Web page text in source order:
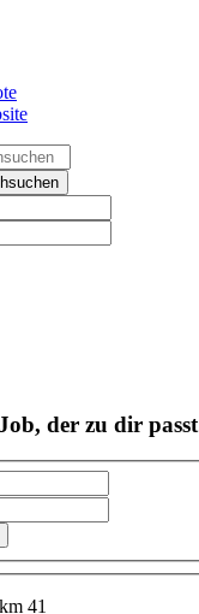
der zu dir passt
41